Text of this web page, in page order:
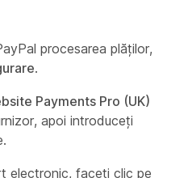
procesarea plăților,
.
Payments Pro (UK)
apoi introduceți
electronic, faceți clic pe